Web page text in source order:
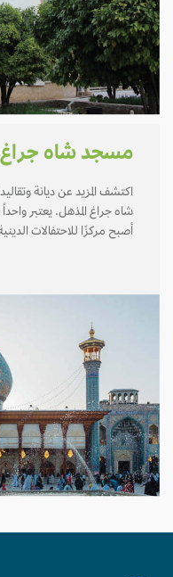
مسجد شاه جراغ
اكتشف المزيد عن ديانة وتقاليد
شاه جراغ المذهل. يعتبر واحداً
أصبح مركزًا للاحتفالات